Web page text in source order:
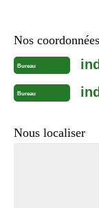
Nos coordonnées
Bureau
Bureau
Nous localiser